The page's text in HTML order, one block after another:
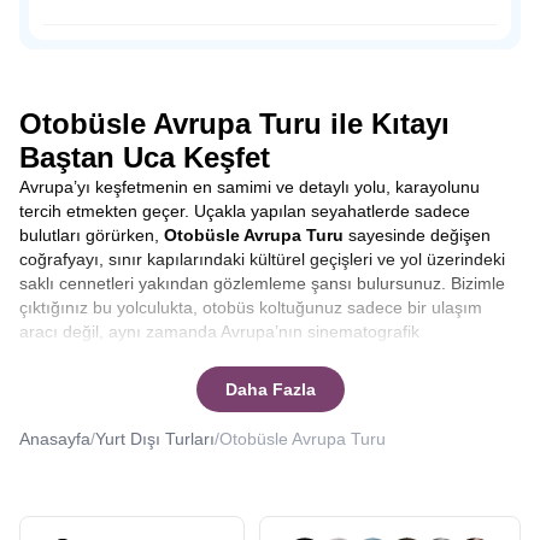
doğal güzelliğine rağmen, henüz çılgın turist kalabalığına
uğramamış bakir bir yerleşim yeri.
Otobüsle Avrupa Turu ile Kıtayı
Baştan Uca Keşfet
Avrupa’yı keşfetmenin en samimi ve detaylı yolu, karayolunu
tercih etmekten geçer. Uçakla yapılan seyahatlerde sadece
bulutları görürken, Otobüsle Avrupa Turu sayesinde değişen
coğrafyayı, sınır kapılarındaki kültürel geçişleri ve yol üzerindeki
saklı cennetleri yakından gözlemleme şansı bulursunuz. Bizimle
çıktığınız bu yolculukta, otobüs koltuğunuz sadece bir ulaşım
aracı değil, aynı zamanda Avrupa’nın sinematografik
şehirler arası geçişlerde rehberlerimizin anlatımlarıyla
bilgilenirken, molalarda yerel lezzetleri tatma fırsatı yakalarsınız.
kendisinden keyif alanlar için tasarlanmıştır.
Seyahat etmek, sadece yeni yerler görmek değil, aynı zamanda
Daha Fazla
Anasayfa/Yurt Dışı Turları/Otobüsle Avrupa Turu